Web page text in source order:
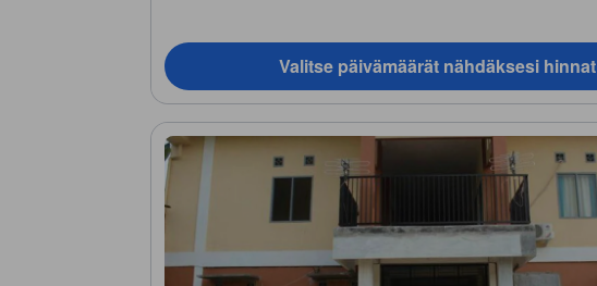
Valitse päivämäärät nähdäksesi hinnat